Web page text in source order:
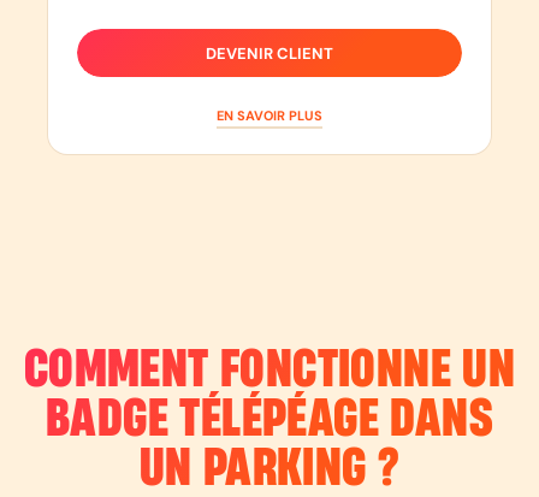
DEVENIR CLIENT
EN SAVOIR PLUS
COMMENT FONCTIONNE UN
BADGE TÉLÉPÉAGE DANS
UN PARKING ?